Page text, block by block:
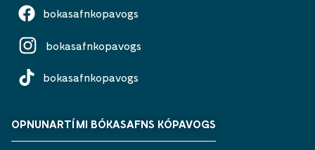
bokasafnkopavogs
bokasafnkopavogs
bokasafnkopavogs
OPNUNARTÍMI BÓKASAFNS KÓPAVOGS